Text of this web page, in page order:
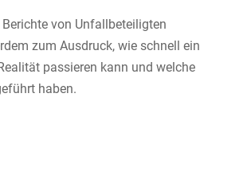
von Unfallbeteiligten
zum Ausdruck, wie schnell ein
passieren kann und welche
haben.